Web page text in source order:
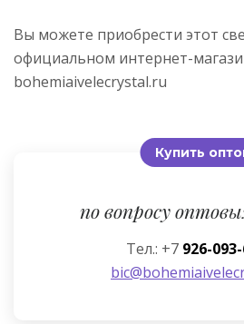
Вы можете приобрести этот
официальном интернет-
bohemiaivelecrystal.ru
Купить
по вопросу
Тел.: +7 926-